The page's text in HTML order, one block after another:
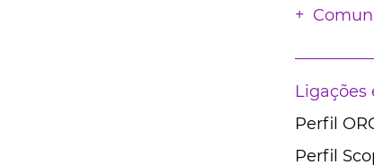
Ligações
Perfil
Perfil